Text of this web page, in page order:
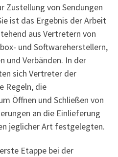
Zustellung von Sendungen
ist das Ergebnis der Arbeit
aus Vertretern von
und Softwareherstellern,
und Verbänden. In der
sich Vertreter der
Regeln, die
Öffnen und Schließen von
an die Einlieferung
jeglicher Art festgelegten.
Etappe bei der